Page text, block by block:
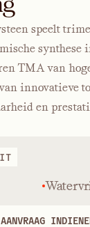
speelt
synthese
TMA van
innovatieve
en